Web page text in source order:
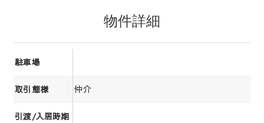
物件詳細
駐車場
取引態様 仲介
引渡/入居時期